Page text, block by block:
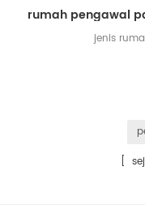
jenis
[